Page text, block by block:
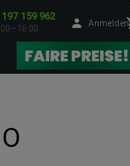
159 962
Anmelden